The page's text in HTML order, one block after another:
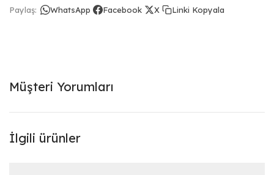
Paylaş: WhatsApp Facebook X Linki Kopyala
Müşteri Yorumları
İlgili ürünler